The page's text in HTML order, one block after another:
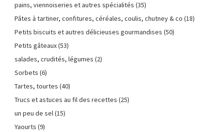
pains, viennoiseries et autres spécialités (35)
Pâtes à tartiner, confitures, céréales, coulis, chutney & co (18)
Petits biscuits et autres délicieuses gourmandises (50)
Petits gâteaux(53)
salades, crudités, légumes (2)
Sorbets (6)
Tartes, tourtes (40)
Trucs et astuces au fil des recettes (25)
un peu de sel(15)
Yaourts (9)